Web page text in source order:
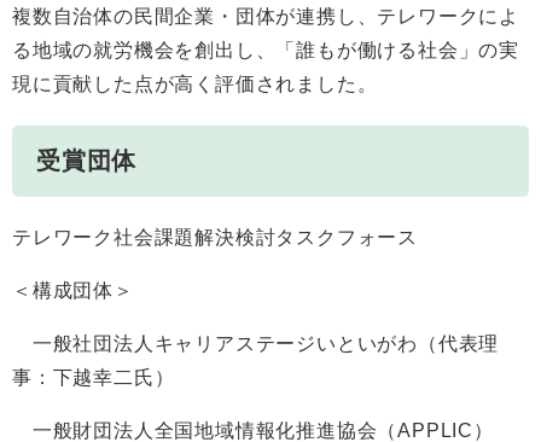
複数自治体の民間企業・団体が連携し、テレワークによ
る地域の就労機会を創出し、「誰もが働ける社会」の実
現に貢献した点が高く評価されました。
受賞団体
テレワーク社会課題解決検討タスクフォース
＜構成団体＞
一般社団法人キャリアステージいといがわ（代表理
事：下越幸二氏）
一般財団法人全国地域情報化推進協会（APPLIC）